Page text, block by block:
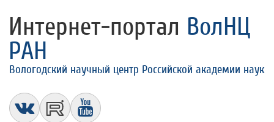
Интернет-портал ВолНЦ
РАН
Вологодский научный центр Российской академии наук